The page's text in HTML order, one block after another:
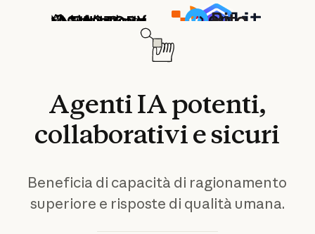
AgentiIApotenti,
collaborativiesicuri
Beneficia di capacità di ragionamento
superiore e risposte di qualità umana.